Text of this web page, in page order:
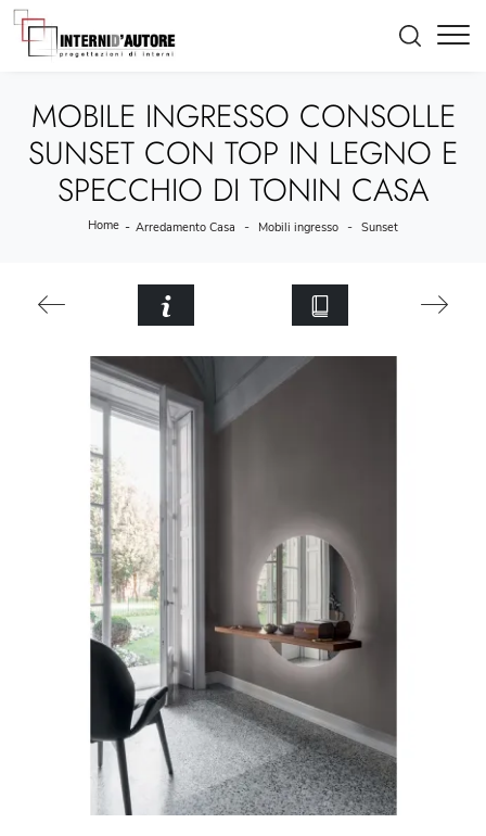
MOBILE INGRESSO CONSOLLE
SUNSET CON TOP IN LEGNO E
SPECCHIO DI TONIN CASA
Home - Arredamento Casa - Mobili ingresso - Sunset